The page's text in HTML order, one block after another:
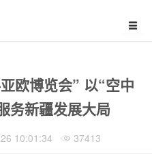
欧博览会” 以“空中
务新疆发展大局
10:01:34 37413